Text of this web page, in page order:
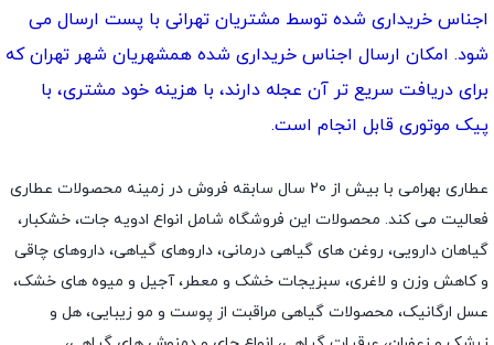
اجناس خریداری شده توسط مشتریان تهرانی با پست ارسال می
شود. امکان ارسال اجناس خریداری شده همشهریان شهر تهران که
برای دریافت سریع تر آن عجله دارند، با هزینه خود مشتری، با
پیک موتوری قابل انجام است.
عطاری بهرامی با بیش از 20 سال سابقه فروش در زمینه محصولات عطاری
فعالیت می کند. محصولات این فروشگاه شامل انواع ادویه جات، خشکبار،
گیاهان دارویی، روغن های گیاهی درمانی، داروهای گیاهی، داروهای چاقی
و کاهش وزن و لاغری، سبزیجات خشک و معطر، آجیل و میوه های خشک،
عسل ارگانیک، محصولات گیاهی مراقبت از پوست و مو زیبایی، هل و